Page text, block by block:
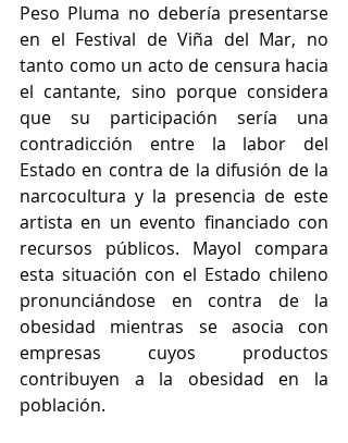
Peso Pluma no debería presentarse
en el Festival de Viña del Mar, no
tanto como un acto de censura hacia
el cantante, sino porque considera
que su participación sería una
contradicción entre la labor del
Estado en contra de la difusión de la
narcocultura y la presencia de este
artista en un evento financiado con
recursos públicos. Mayol compara
esta situación con el Estado chileno
pronunciándose en contra de la
obesidad mientras se asocia con
empresas cuyos productos
contribuyen a la obesidad en la
población.